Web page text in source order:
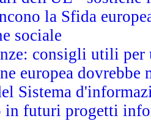
la Sfida
sociale
consigli utili per
europea
Sistema
in futuri progetti